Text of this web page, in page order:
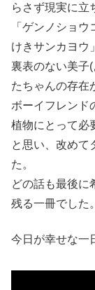
らさず現実に立
「ゲンノショ
けきサンカヨウ
裏表のない美子
たちゃんの存在
ボーイフレンド
植物にとって必
と思い、改めて
た。
どの話も最後に
残る一冊でした。
今日が幸せな一